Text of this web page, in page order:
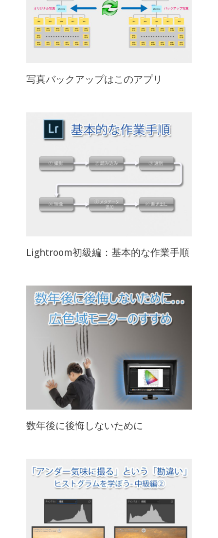
写真バックアップはこのアプリ
Lightroom初級編：基本的な作業手順
数年後に後悔しないために